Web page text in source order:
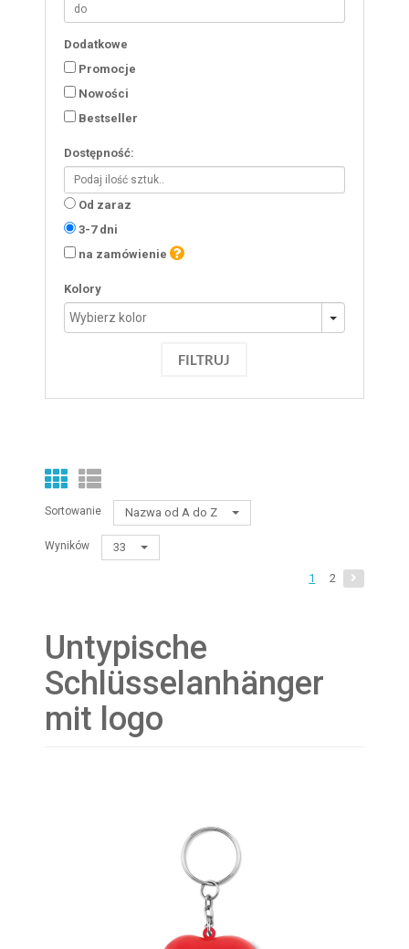
Dodatkowe
Promocje
Nowości
Bestseller
Dostępność:
Od zaraz
3-7 dni
na zamówienie
Kolory
FILTRUJ
Sortowanie Nazwa od A do Z
Wyników 33
1 2
Untypische
Schlüsselanhänger
mit logo